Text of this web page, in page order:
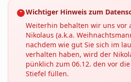
Wichtiger Hinweis zum
Weiterhin behalten wir uns vor
Nikolaus (a.k.a.
nachdem wie gut Sie sich im
verhalten haben, wird der
pünklich zum 06.12. den vor
Stiefel füllen.